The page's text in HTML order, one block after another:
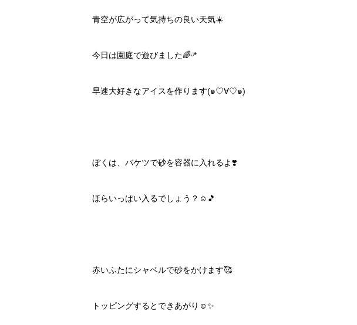
青空が広がって気持ちの良い天気☀️
今日は園庭で遊びました🌈ᵕ̈*
早速大好きなアイスを作ります(๑♡∀♡๑)
ぼくは、バケツで砂を容器に入れるよ❣️
ほらいっぱい入るでしょう？☺️🎵
赤いふたにシャベルで砂をかけます🥰
トッピングするとできあがり☺️✨